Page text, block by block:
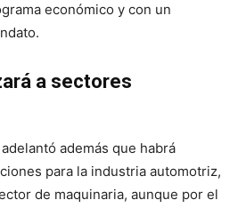
económico y con un
a sectores
además que habrá
para la industria automotriz,
de maquinaria, aunque por el